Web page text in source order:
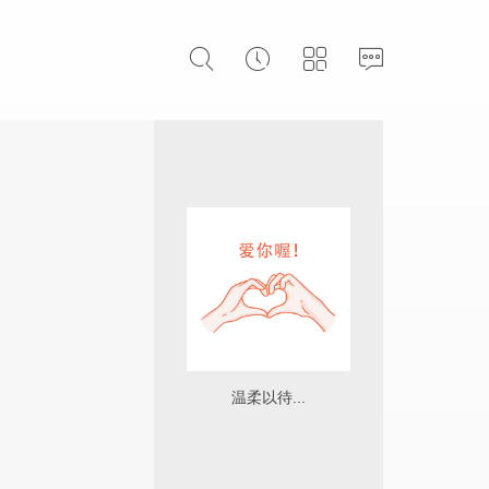
温柔以待...